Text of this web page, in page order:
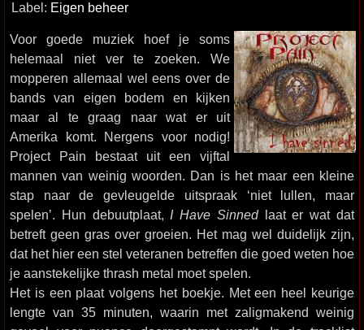
Label: Eigen beheer
Voor goede muziek hoef je soms
helemaal niet ver te zoeken. We
mopperen allemaal wel eens over de
bands van eigen bodem en kijken
maar al te graag naar wat er uit
Amerika komt. Nergens voor nodig!
Project Pain bestaat uit een vijftal
mannen van weinig woorden. Dan is het maar een kleine
stap naar de gevleugelde uitspraak ‘niet lullen, maar
spelen’. Hun debuutplaat, I Have Sinnedlaat er wat dat
betreft geen gras over groeien. Het mag wel duidelijk zijn,
dat het hier een stel veteranen betreffen die goed weten hoe
je aanstekelijke thrash metal moet spelen.
Het is een plaat volgens het boekje. Met een heel keurige
lengte van 35 minuten, waarin met zaligmakend weinig